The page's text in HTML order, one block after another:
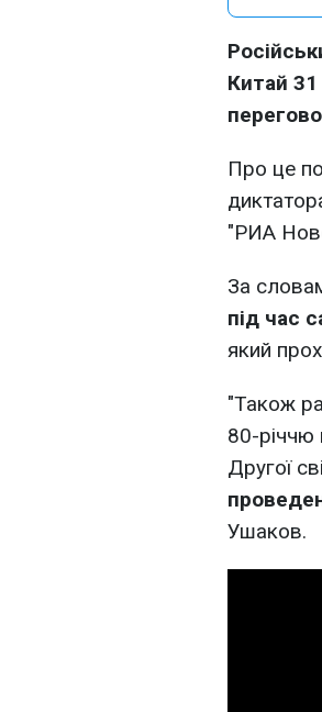
Китай
Про це
"РИА
За
під час
який
"Також
80-річчю
Другої
Ушаков.